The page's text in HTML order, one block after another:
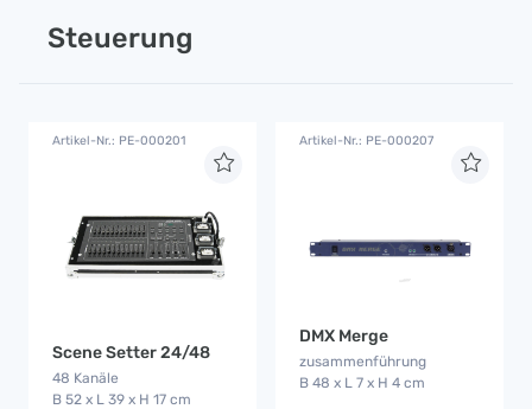
Steuerung
Artikel-Nr.: PE-000201
Scene Setter 24/48
48 Kanäle
B 52 x L 39 x H 17 cm
Artikel-Nr.: PE-000207
DMX Merge
zusammenführung
B 48 x L 7 x H 4 cm